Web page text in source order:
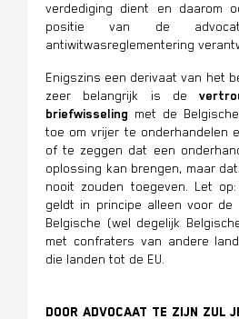
verdediging dient en daarom
positie van de
antiwitwasreglementering
Enigszins een derivaat van het
zeer belangrijk is de
briefwisseling met de
toe om vrijer te onderhandelen
of te zeggen dat een
oplossing kan brengen, maar
nooit zouden toegeven. Let
geldt in principe alleen voor de
Belgische (wel degelijk
met confraters van andere
die landen tot de EU.
Door advocaat te zijn zul